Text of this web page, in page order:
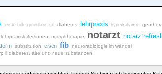
erste hilfe grundkurs (a) diabetes lehrpraxis hyperkaliämie
innen neuraltherapie notarzt
substitution eisen fib neuroradiologie im wandel
ii diabetes, alte und neue substanzen